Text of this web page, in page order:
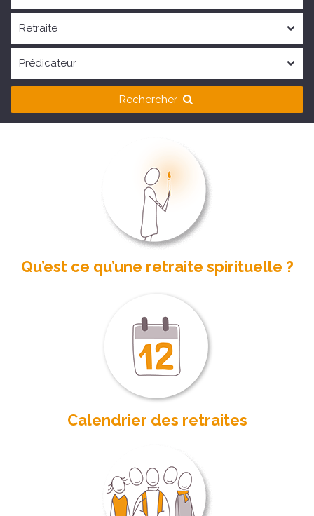
Rechercher
Qu’est ce qu’une retraite spirituelle ?
Calendrier des retraites